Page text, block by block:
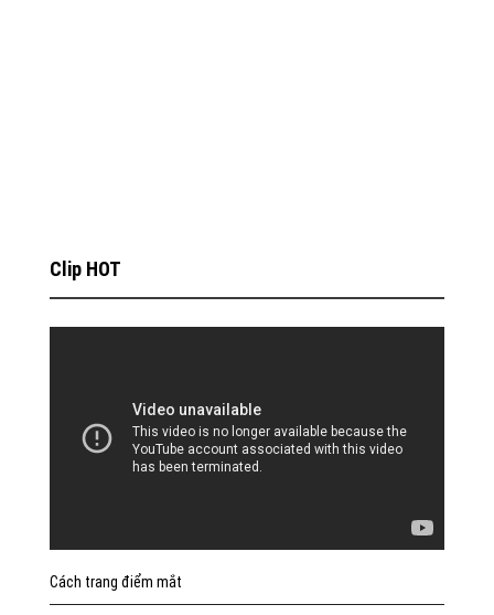
Clip HOT
Cách trang điểm mắt